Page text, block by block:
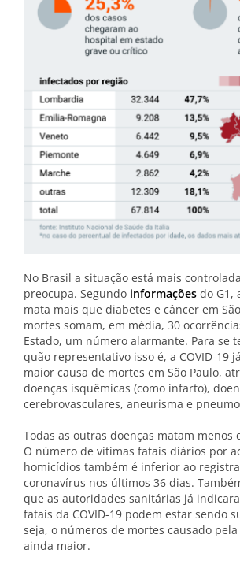
No Brasil a situação está mais
preocupa. Segundo informações do G1,
mata mais que diabetes e câncer em
mortes somam, em média, 30
Estado, um número alarmante. Para se
quão representativo isso é, a COVID-19
maior causa de mortes em São Paulo,
doenças isquêmicas (como infarto),
cerebrovasculares, aneurisma e
Todas as outras doenças matam menos
O número de vítimas fatais diários por
homicídios também é inferior ao
coronavírus nos últimos 36 dias.
que as autoridades sanitárias já
fatais da COVID-19 podem estar sendo
seja, o números de mortes causado
ainda maior.